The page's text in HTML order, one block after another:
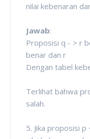
nilai kebenaran
Jawab:
Proposisi q - > r
benar dan r
Dengan tabel
Terlihat bahwa
salah.
5. Jika proposisi